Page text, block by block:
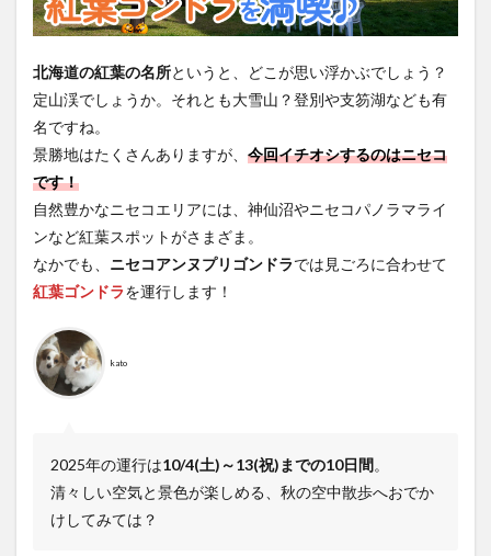
北海道の紅葉の名所というと、どこが思い浮かぶでしょう？
定山渓でしょうか。それとも大雪山？登別や支笏湖なども有
名ですね。
景勝地はたくさんありますが、 今回イチオシするのはニセコ
です！
自然豊かなニセコエリアには、神仙沼やニセコパノラマライ
ンなど紅葉スポットがさまざま。
なかでも、 ニセコアンヌプリゴンドラでは見ごろに合わせて
紅葉ゴンドラを運行します！
kato
2025年の運行は10/4(土)～13(祝)までの10日間。
清々しい空気と景色が楽しめる、秋の空中散歩へおでか
けしてみては？